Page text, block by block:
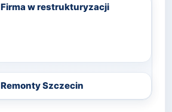
Firma w restrukturyzacji
Remonty Szczecin